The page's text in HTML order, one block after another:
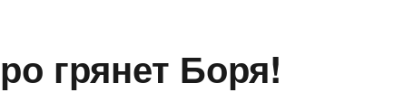
грянет Боря!